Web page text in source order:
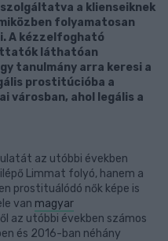
a klienseiknek
folyamatosan
A kézzelfogható
láthatóan
tanulmány arra keresi a
prostitúcióba a
városban, ahol legális a
az utóbbi években
Limmat folyó, hanem a
prostituálódó nők képe is
van magyar
az utóbbi években számos
és 2016-ban néhány